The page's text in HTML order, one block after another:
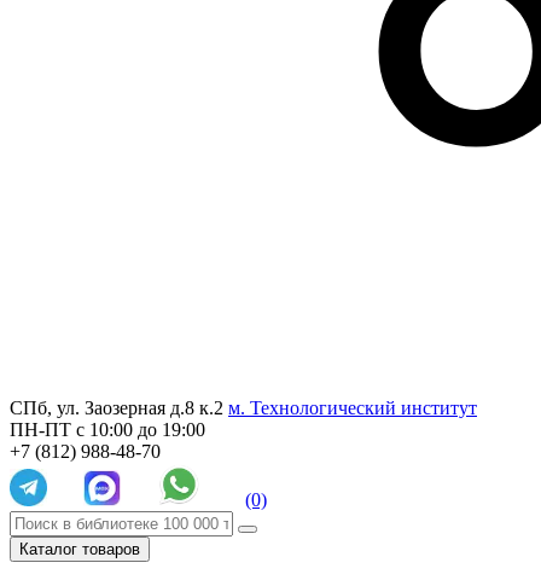
СПб, ул. Заозерная д.8 к.2 м. Технологический институт
ПН-ПТ с 10:00 до 19:00
+7 (812) 988-48-70
(0)
Каталог товаров